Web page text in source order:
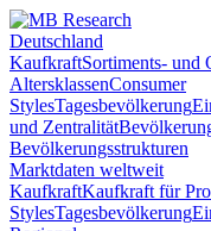
Deutschland
KaufkraftSortiments- und
AltersklassenConsumer
StylesTagesbevölkerung
und Zentralität
Bevölkerungsstrukturen
Marktdaten weltweit
KaufkraftKaufkraft für
StylesTagesbevölkerung